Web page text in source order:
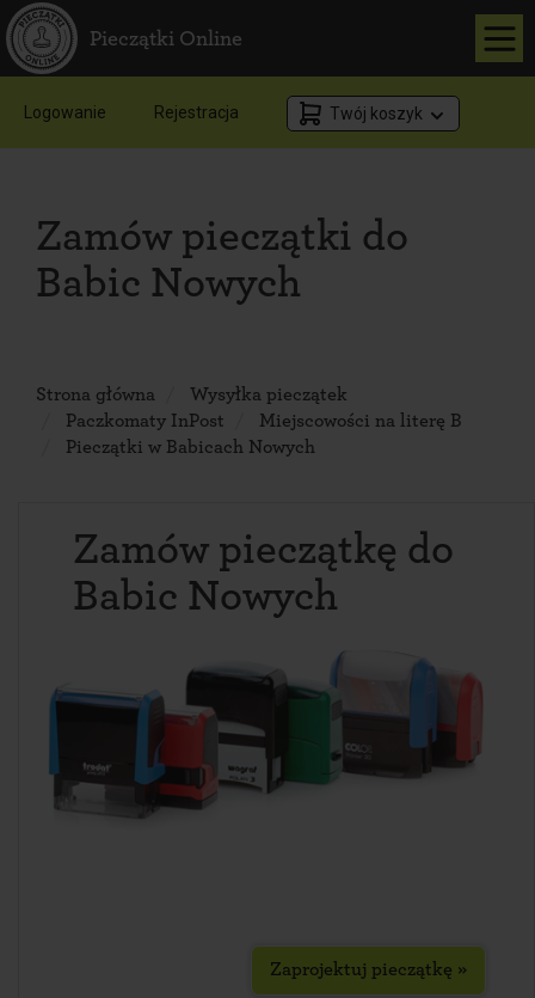
Pieczątki Online
Logowanie Rejestracja Twój koszyk
Zamów pieczątki do
Babic Nowych
Strona główna
Wysyłka pieczątek
Paczkomaty InPost
Miejscowości na literę B
Pieczątki w Babicach Nowych
Zamów pieczątkę do
Babic Nowych
Zaprojektuj pieczątkę »